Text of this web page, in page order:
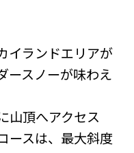
イランドエリアが
スノーが味わえ
山頂へアクセス
ースは、最大斜度